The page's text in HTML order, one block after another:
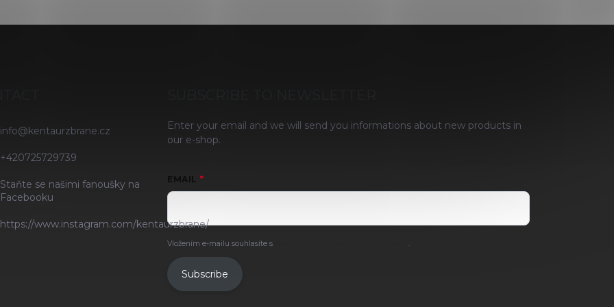
info@kentaurzbrane.cz
+420725729739
Staňte se našimi fanoušky na
Facebooku
https://www.instagram.com/kentaurzbrane/
Enter your email and we will send you informations about new products in
our e-shop.
EMAIL
Vložením e-mailu souhlasíte s .
Subscribe